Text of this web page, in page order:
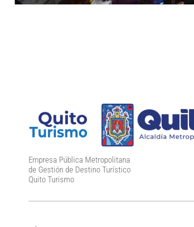
Empresa Pública Metropolitana
de Gestión de Destino Turístico
Quito Turismo